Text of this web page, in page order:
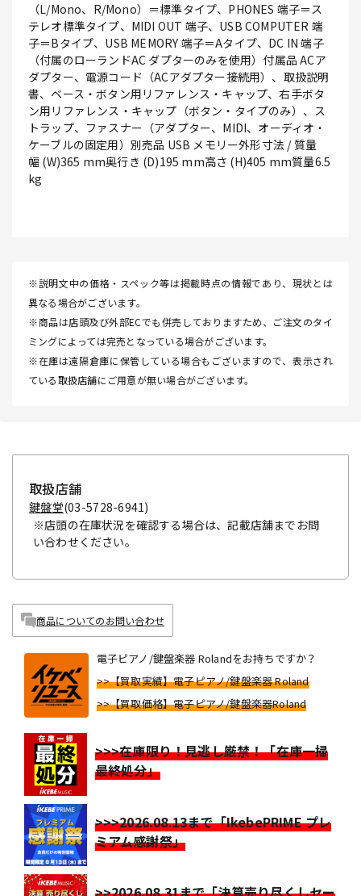
（L/Mono、R/Mono）＝標準タイプ、PHONES 端子＝ス
テレオ標準タイプ、MIDI OUT 端子、USB COMPUTER 端
子＝Bタイプ、USB MEMORY 端子＝Aタイプ、DC IN 端子
（付属のローランドAC ダプターのみを使用）付属品 ACア
ダプター、電源コード（ACアダプター接続用）、取扱説明
書、ベース・ボタン用リファレンス・キャップ、右手ボタ
ン用リファレンス・キャップ（ボタン・タイプのみ）、ス
トラップ、ファスナー（アダプター、MIDI、オーディオ・
ケーブルの固定用）別売品 USB メモリー外形寸法 / 質量
幅 (W)365 mm奥行き (D)195 mm高さ (H)405 mm質量6.5
kg
※説明文中の価格・スペック等は掲載時点の情報であり、現状とは
異なる場合がございます。
※商品は店頭及び外部ECでも併売しておりますため、ご注文のタイ
ミングによっては完売となっている場合がございます。
※在庫は遠隔倉庫に保管している場合もございますので、表示され
ている取扱店舗にご用意が無い場合がございます。
取扱店舗
鍵盤堂(03-5728-6941)
※店頭の在庫状況を確認する場合は、記載店舗までお問
い合わせください。
商品についてのお問い合わせ
電子ピアノ/鍵盤楽器 Rolandをお持ちですか？
>>【買取実績】電子ピアノ/鍵盤楽器 Roland
>>【買取価格】電子ピアノ/鍵盤楽器Roland
>>>在庫限り！見逃し厳禁！「在庫一掃
最終処分」
>>>2026.08.13まで「IkebePRIME プレ
ミアム感謝祭」